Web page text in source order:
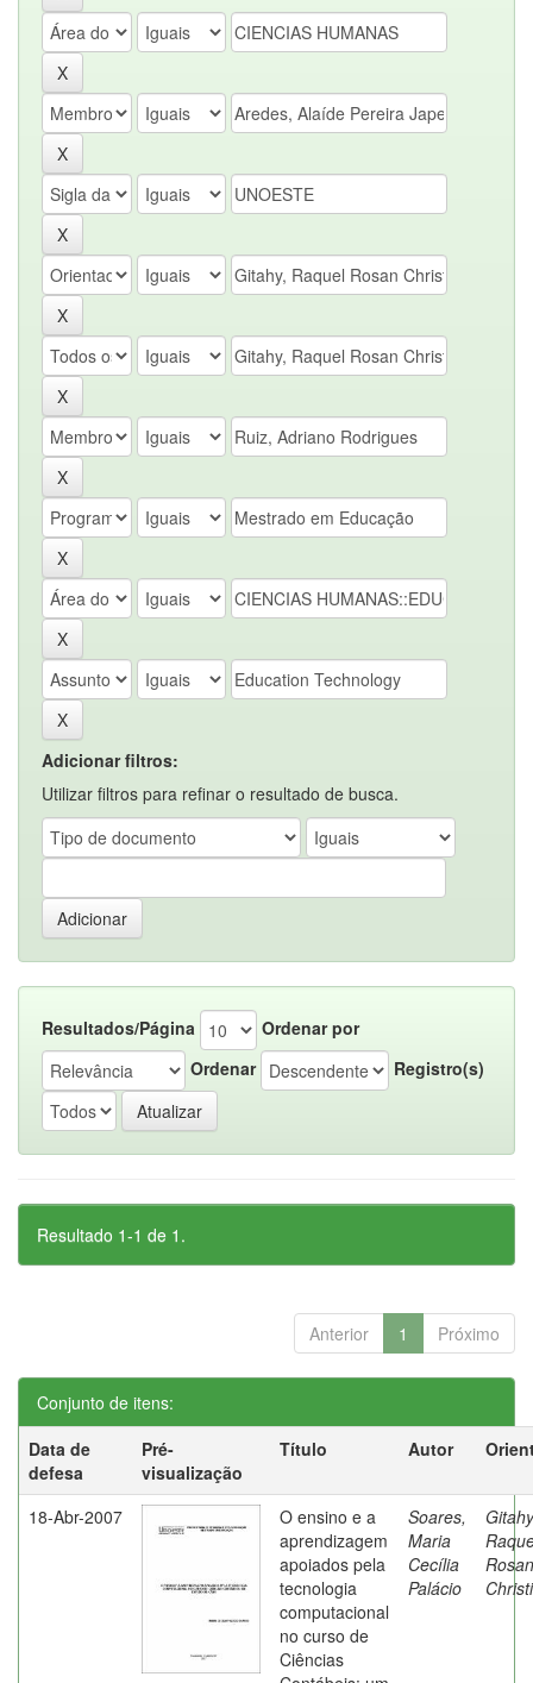
Adicionar filtros:
Utilizar filtros para refinar o resultado de busca.
Resultados/Página
Ordenar por
Ordenar
Registro(s)
Resultado 1-1 de 1.
Anterior 1 Próximo
Conjunto de itens:
Data de
defesa
Pré-
visualização
Título Autor
18-Abr-2007
O ensino e a
aprendizagem
apoiados pela
tecnologia
computacional
no curso de
Ciências
Soares,
Maria
Cecília
Palácio
Rosan